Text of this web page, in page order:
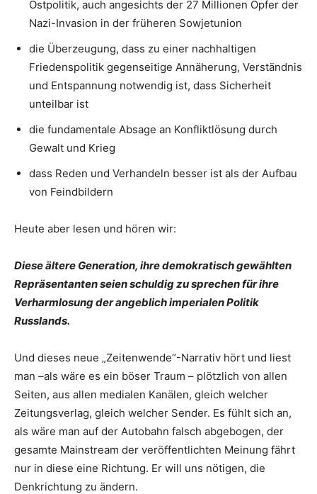
Ostpolitik, auch angesichts der 27 Millionen Opfer der
Nazi-Invasion in der früheren Sowjetunion
die Überzeugung, dass zu einer nachhaltigen
Friedenspolitik gegenseitige Annäherung, Verständnis
und Entspannung notwendig ist, dass Sicherheit
unteilbar ist
die fundamentale Absage an Konfliktlösung durch
Gewalt und Krieg
dass Reden und Verhandeln besser ist als der Aufbau
von Feindbildern
Heute aber lesen und hören wir:
Diese ältere Generation, ihre demokratisch gewählten
Repräsentanten seien schuldig zu sprechen für ihre
Verharmlosung der angeblich imperialen Politik
Russlands.
Und dieses neue „Zeitenwende“-Narrativ hört und liest
man –als wäre es ein böser Traum – plötzlich von allen
Seiten, aus allen medialen Kanälen, gleich welcher
Zeitungsverlag, gleich welcher Sender. Es fühlt sich an,
als wäre man auf der Autobahn falsch abgebogen, der
gesamte Mainstream der veröffentlichten Meinung fährt
nur in diese eine Richtung. Er will uns nötigen, die
Denkrichtung zu ändern.